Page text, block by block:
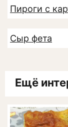
Пироги с
Сыр фета
Ещё